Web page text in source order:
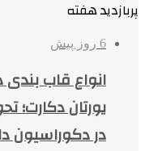
پربازدید هفته
6 روز پیش
انواع قاب
یورتان
در دکوراسیون